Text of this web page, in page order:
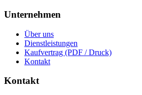
Unternehmen
Über uns
Dienstleistungen
Kaufvertrag (PDF / Druck)
Kontakt
Kontakt